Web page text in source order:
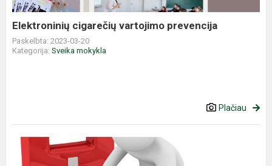
Elektroninių cigarečių vartojimo prevencija
Paskelbta: 2023-03-20
Kategorija: Sveika mokykla
Plačiau
Pirmoji
medicinos